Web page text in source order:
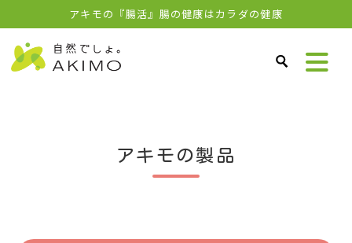
アキモの『腸活』腸の健康はカラダの健康
アキモの製品